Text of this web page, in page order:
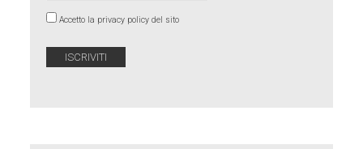
Accetto la privacy policy del sito